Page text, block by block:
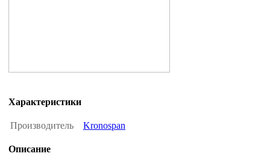
Характеристики
Производитель Kronospan
Описание